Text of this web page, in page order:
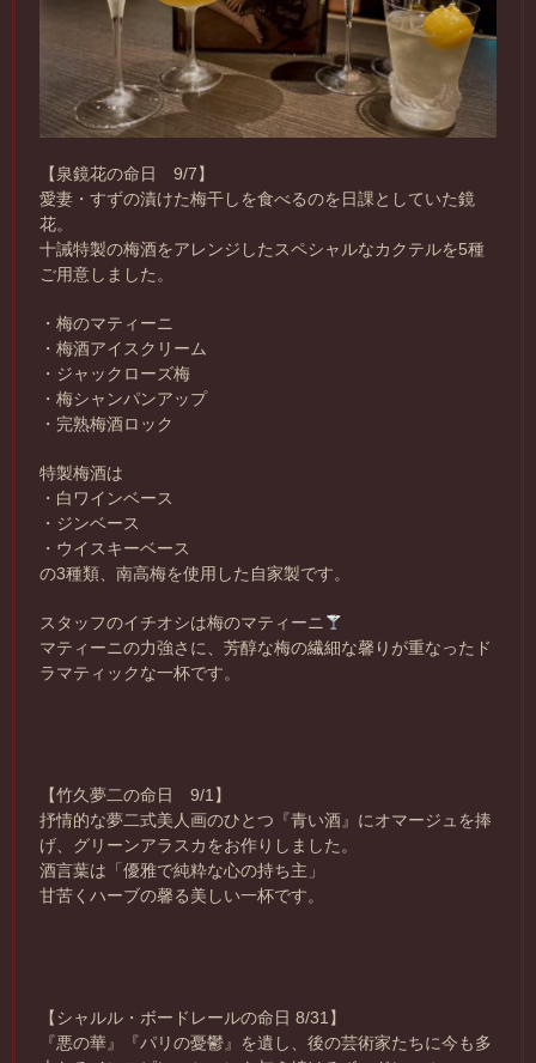
【泉鏡花の命日 9/7】
愛妻・すずの漬けた梅干しを食べるのを日課としていた鏡
花。
十誡特製の梅酒をアレンジしたスペシャルなカクテルを5種
ご用意しました。
・梅のマティーニ
・梅酒アイスクリーム
・ジャックローズ梅
・梅シャンパンアップ
・完熟梅酒ロック
特製梅酒は
・白ワインベース
・ジンベース
・ウイスキーベース
の3種類、南高梅を使用した自家製です。
スタッフのイチオシは梅のマティーニ
マティーニの力強さに、芳醇な梅の繊細な馨りが重なったド
ラマティックな一杯です。
【竹久夢二の命日 9/1】
抒情的な夢二式美人画のひとつ『青い酒』にオマージュを捧
げ、グリーンアラスカをお作りしました。
酒言葉は「優雅で純粋な心の持ち主」
甘苦くハーブの馨る美しい一杯です。
【シャルル・ボードレールの命日 8/31】
『悪の華』『パリの憂鬱』を遺し、後の芸術家たちに今も多